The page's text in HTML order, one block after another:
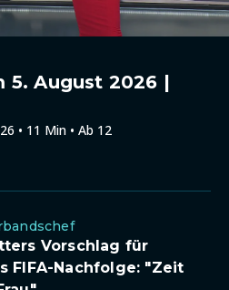
5. August 2026 |
• 11 Min • Ab 12
Vorschlag für
FIFA-Nachfolge: "Zeit